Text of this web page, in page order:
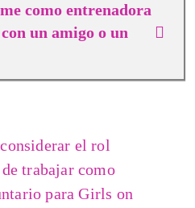
como entrenadora
un amigo o un
el rol
trabajar como
para Girls on